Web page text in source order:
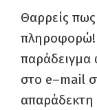
Θαρρείς
πληροφορώ!
παράδειγμα
στο e–mail
απαράδεκτη